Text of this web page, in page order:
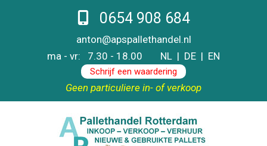
0654 908 684
anton@apspallethandel.nl
ma - vr: 7.30 - 18.00
NL | DE | EN
Schrijf een waardering
Geen particuliere in- of verkoop